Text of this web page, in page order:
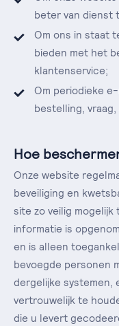
beter van dienst
Om ons in staat
bieden met het
klantenservice;
Om periodieke
bestelling,
Hoe
Onze website
beveiliging en
site zo veilig mogelijk
informatie is
en is alleen
bevoegde personen
dergelijke systemen,
vertrouwelijk te
die u levert